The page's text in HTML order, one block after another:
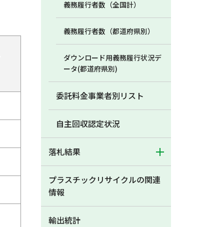
義務履行者数（全国計）
義務履行者数（都道府県別）
ダウンロード用義務履行状況デ
ータ(都道府県別)
委託料金事業者別リスト
自主回収認定状況
落札結果
プラスチックリサイクルの関連
情報
輸出統計